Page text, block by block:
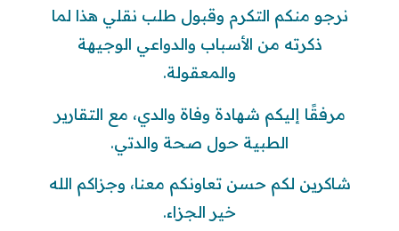
نرجو منكم التكرم وقبول طلب نقلي هذا لما
ذكرته من الأسباب والدواعي الوجيهة
والمعقولة.
مرفقًا إليكم شهادة وفاة والدي، مع التقارير
الطبية حول صحة والدتي.
شاكرين لكم حسن تعاونكم معنا، وجزاكم الله
خير الجزاء.